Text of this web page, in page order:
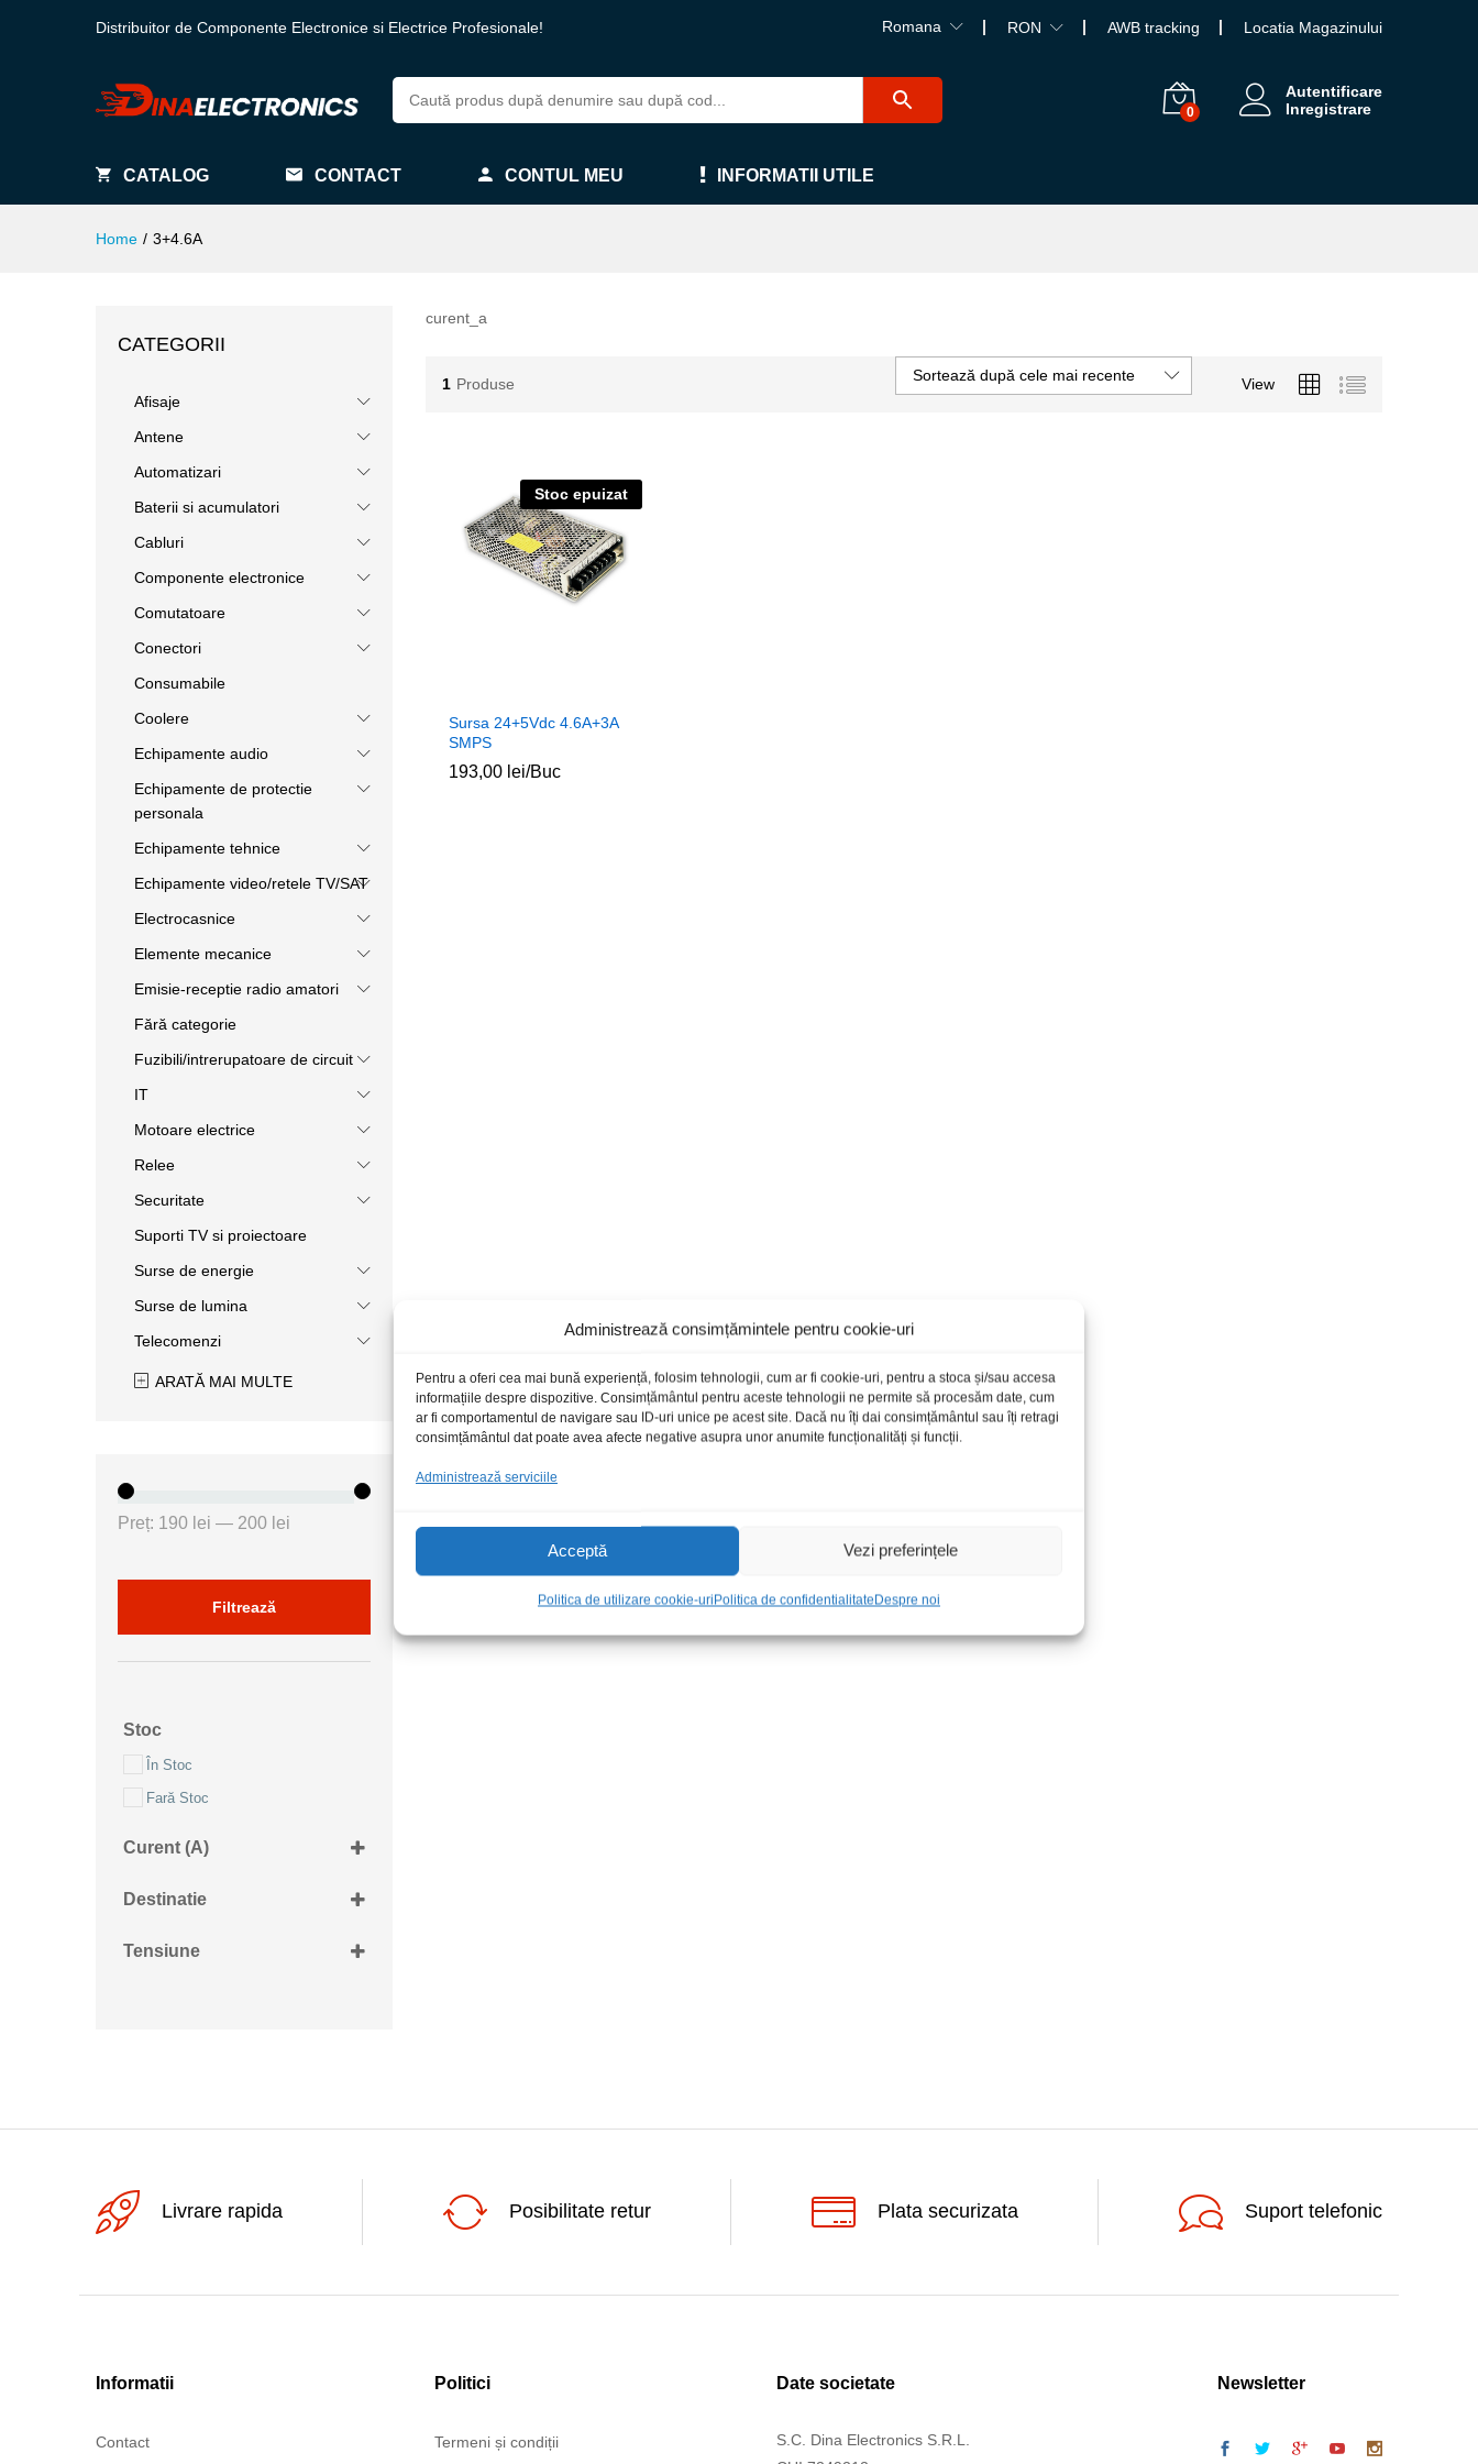
Administrează consimțămintele pentru cookie-uri
Pentru a oferi cea mai bună experiență, folosim tehnologii, cum ar fi cookie-uri, pentru a stoca și/sau accesa
informațiile despre dispozitive. Consimțământul pentru aceste tehnologii ne permite să procesăm date, cum
ar fi comportamentul de navigare sau ID-uri unice pe acest site. Dacă nu îți dai consimțământul sau îți retragi
consimțământul dat poate avea afecte negative asupra unor anumite funcționalități și funcții.
Administrează serviciile
Acceptă Vezi preferințele
Politica de utilizare cookie-uriPolitica de confidentialitateDespre noi
Distribuitor de Componente Electronice si Electrice Profesionale! Romana RON AWB tracking Locatia Magazinului
0
Autentificare
Inregistrare
CATALOG CONTACT CONTUL MEU INFORMATII UTILE
Home / 3+4.6A
curent_a
1 Produse View
Sortează după cele mai recente
Stoc epuizat
Sursa 24+5Vdc 4.6A+3A
SMPS
193,00 lei/Buc
193,00 lei
CATEGORII
Afisaje
Antene
Automatizari
Baterii si acumulatori
Cabluri
Componente electronice
Comutatoare
Conectori
Consumabile
Coolere
Echipamente audio
Echipamente de protectie
personala
Echipamente tehnice
Echipamente video/retele TV/SAT
Electrocasnice
Elemente mecanice
Emisie-receptie radio amatori
Fără categorie
Fuzibili/intrerupatoare de circuit
IT
Motoare electrice
Relee
Securitate
Suporti TV si proiectoare
Surse de energie
Surse de lumina
Telecomenzi
ARATĂ MAI MULTE
Filtrează
Preț: 190 lei — 200 lei
Stoc
În Stoc
Fară Stoc
Curent (A)
Destinatie
Tensiune
Livrare rapida Posibilitate retur Plata securizata Suport telefonic
Informatii
Contact
Politici
Termeni și condiții
Date societate
S.C. Dina Electronics S.R.L.
Newsletter